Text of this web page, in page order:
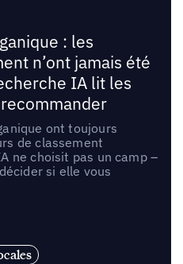
: les
n’ont jamais été
IA lit les
ont toujours
de classement
ne choisit pas un camp –
si elle vous